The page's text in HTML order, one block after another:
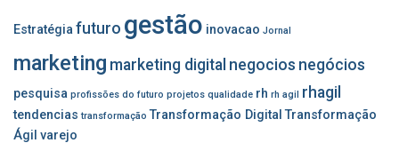
Estratégiafuturo gestão inovacao Jornal
marketing marketing digital negocios negócios
pesquisa profissões do futuro projetos qualidade rh rh agil rhagil
tendencias transformação Transformação Digital Transformação
Ágil varejo